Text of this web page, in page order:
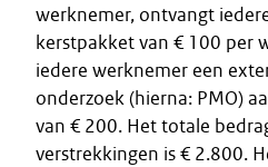
werknemer, ontvangt
kerstpakket van € 100 per
iedere werknemer een
onderzoek (hierna: PMO)
van € 200. Het totale
verstrekkingen is € 2.800.